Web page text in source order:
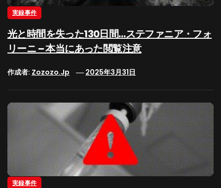
実録事件
光と時間を失った130日間…ステファニア・フォ
リーニ – 本当にあった閲覧注意
作成者: Zozozo.jp 2025年3月31日
実録事件